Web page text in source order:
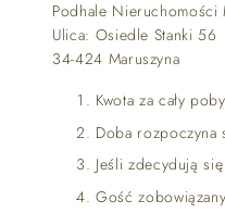
Podhale Nieruchomości
Ulica: Osiedle Stanki 56
34-424 Maruszyna
Kwota za cały
Doba
Jeśli zdecydują
Gość